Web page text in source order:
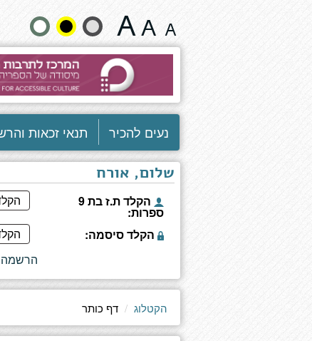
כותר
שנה
גודל
וצבעים:
נעים להכיר תנאי זכאות
שלום, אורח
הקלד ת.ז בת 9
ספרות:
הקלד סיסמה:
הרשמה
הקטלוג דף כותר